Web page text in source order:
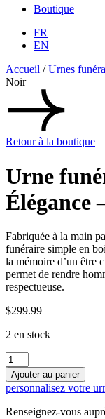
Boutique
FR
EN
Accueil /Urnes
Noir
Retour à la boutique
Urne
Élégance
Fabriquée à la main
funéraire simple en
la mémoire d’un être
permet de rendre
respectueuse.
$299.99
2 en stock
quantité
de
Urne
funéraire
en
Ajouter au panier
personnalisez votre
Renseignez-vous